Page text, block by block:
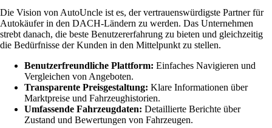
Die Vision von AutoUncle ist es, der vertrauenswürdigste Partner für
Autokäufer in den DACH-Ländern zu werden. Das Unternehmen
strebt danach, die beste Benutzererfahrung zu bieten und gleichzeitig
die Bedürfnisse der Kunden in den Mittelpunkt zu stellen.
Benutzerfreundliche Plattform: Einfaches Navigieren und
Vergleichen von Angeboten.
Transparente Preisgestaltung: Klare Informationen über
Marktpreise und Fahrzeughistorien.
Umfassende Fahrzeugdaten: Detaillierte Berichte über
Zustand und Bewertungen von Fahrzeugen.